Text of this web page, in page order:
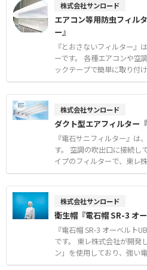
勝手にも配慮された設計で
m単位で1枚からオーダーメ
それぞれの窓枠に合わせたサイズ
●80メッシュの極細網目に
侵入防止 ●マジックテープ
用ファスナーの搭載 ●メー
オーダーメイド製作と短納期対応 【用途・事
の防虫対策 ●食品工場等に
フェンスの構築
株式会社サンロード
エアコン等用防虫フィル
ー』
『とおさないフィルター』
ーです。 各種エアコンや空
ックテープで簡単に取り付
飛散や小さな虫の侵入を効
素材を使用しているため空
形状に加え、設置場所に応
応可能です。 標準タイプと
細タイプから、用途に合わせて
●空調機やダクトからのホ
防止 ●マジックテープ仕様
ィルター交換 ●空調機に負
時無毒な安全素材 【用途・事例】 ●食品工場におけるフ
床置パッケージ型など各種
飛散が懸念されるユニット
株式会社サンロード
ダクト型エアフィルター
『電石サニフィルター』は
す。 空調の吹出口に接続し
イプのフィルターで、東レ
ロンを採用しています。 プ
織布による強力な電界が、
ラの少ない均一な室内環境
下や食材の表面乾燥を防ぎ
だけの簡単メンテナンスで
な作業空間を維持できます。 【特徴】 ●トレミクロン
電界によるカビやホコリな
しによる室内の温度ムラ解
株式会社サンロード
衛生帽『電石帽 SR-3 オー
『電石帽 SR-3 オーベルト
です。 東レ株式会社が開発
ン」を使用しており、強い
フケ、ホコリをしっかりと